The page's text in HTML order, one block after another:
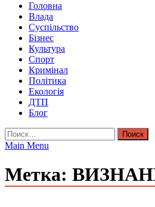
NewsCity — свежие новости
Новости Запорожья и Запорожской
Головна
Влада
Суспільство
Бізнес
Культура
Спорт
Кримінал
Політика
Екологія
ДТП
Блог
Найти:
Main Menu
Метка: